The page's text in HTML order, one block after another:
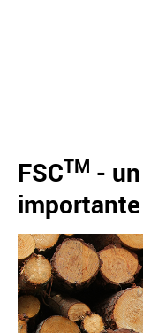
FSCTM -
importante